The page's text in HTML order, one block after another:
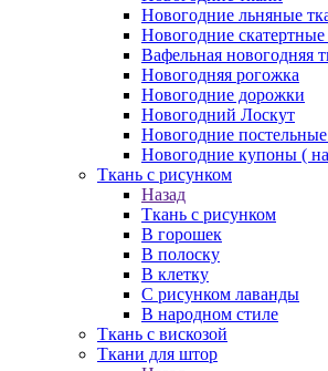
Новогодние льняные
Новогодние скатертные
Вафельная новогодняя
Новогодняя рогожка
Новогодние дорожки
Новогодний Лоскут
Новогодние
Новогодние купоны (
Ткань с рисунком
Назад
Ткань с рисунком
В горошек
В полоску
В клетку
С рисунком лаванды
В народном стиле
Ткань с вискозой
Ткани для штор